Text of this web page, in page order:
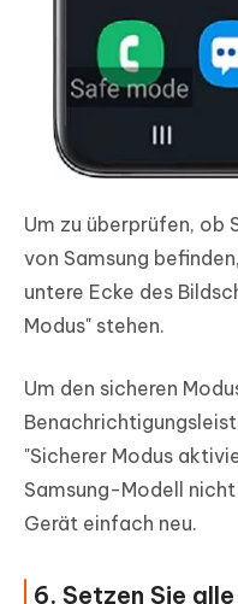
Um zu überprüfen, ob
von Samsung
untere Ecke des
Modus" stehen.
Um den sicheren
"Sicherer Modus
Samsung-Modell
Gerät einfach neu.
6. Setzen Sie